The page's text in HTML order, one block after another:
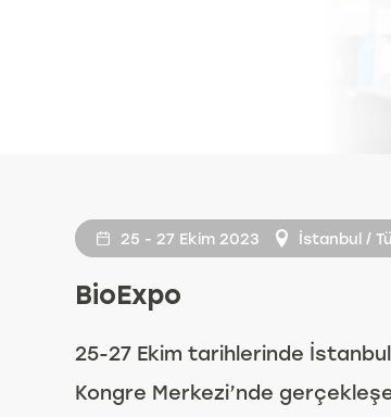
25 - 27 Ekim 2023 İstanbul /
BioExpo
25-27 Ekim tarihlerinde
Kongre Merkezi’nde